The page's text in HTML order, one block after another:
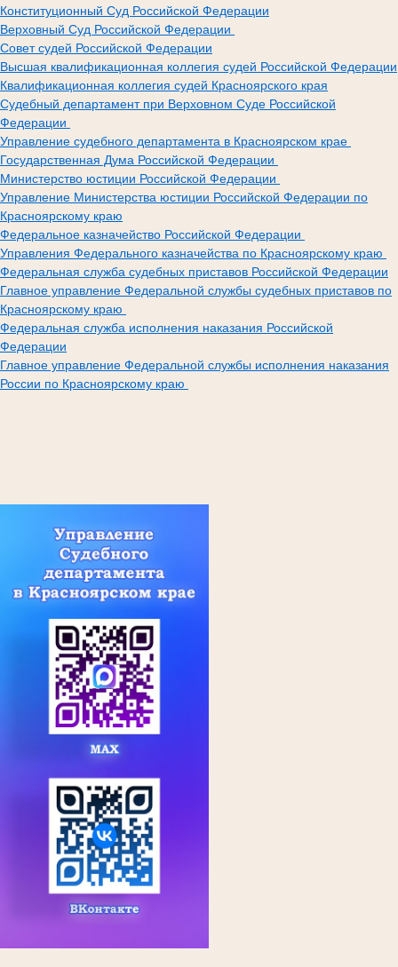
Конституционный Суд Российской Федерации
Верховный Суд Российской Федерации
Совет судей Российской Федерации
Высшая квалификационная коллегия судей Российской Федерации
Квалификационная коллегия судей Красноярского края
Судебный департамент при Верховном Суде Российской
Федерации
Управление судебного департамента в Красноярском крае
Государственная Дума Российской Федерации
Министерство юстиции Российской Федерации
Управление Министерства юстиции Российской Федерации по
Красноярскому краю
Федеральное казначейство Российской Федерации
Управления Федерального казначейства по Красноярскому краю
Федеральная служба судебных приставов Российской Федерации
Главное управление Федеральной службы судебных приставов по
Красноярскому краю
Федеральная служба исполнения наказания Российской
Федерации
Главное управление Федеральной службы исполнения наказания
России по Красноярскому краю